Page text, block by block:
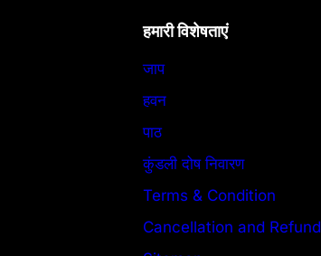
हमारी विशेषताएं
जाप
हवन
पाठ
कुंडली दोष निवारण
Terms & Condition
Cancellation and Refund